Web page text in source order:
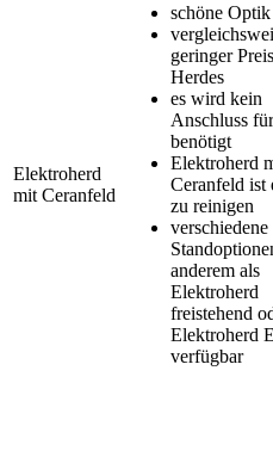
Elektroherd
mit Ceranfeld
schöne Optik
geringer
Herdes
es wird kein
Anschluss
benötigt
Elektroherd
Ceranfeld ist
zu reinigen
verschiedene
anderem als
Elektroherd
freistehend
Elektroherd
verfügbar